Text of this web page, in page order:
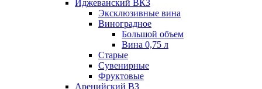
Иджеванский ВК3
Эксклюзивные вина
Виноградное
Большой объем
Вина 0,75 л
Старые
Сувенирные
Фруктовые
Аренийский ВЗ